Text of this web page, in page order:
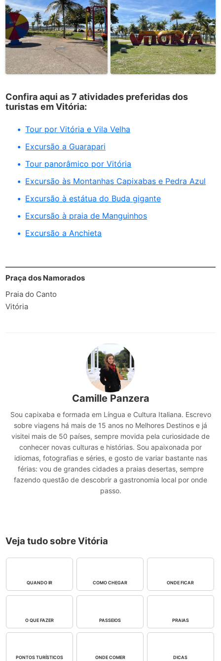
Confira aqui as 7 atividades preferidas dos
turistas em Vitória:
Tour por Vitória e Vila Velha
Excursão a Guarapari
Tour panorâmico por Vitória
Excursão às Montanhas Capixabas e Pedra Azul
Excursão à estátua do Buda gigante
Excursão à praia de Manguinhos
Excursão a Anchieta
Praça dos Namorados
Praia do Canto
Vitória
Camille Panzera
Sou capixaba e formada em Língua e Cultura Italiana. Escrevo
sobre viagens há mais de 15 anos no Melhores Destinos e já
visitei mais de 50 países, sempre movida pela curiosidade de
conhecer novas culturas e histórias. Sou apaixonada por
idiomas, fotografias e séries, e gosto de variar bastante nas
férias: vou de grandes cidades a praias desertas, sempre
fazendo questão de descobrir a gastronomia local por onde
passo.
Veja tudo sobre Vitória
QUANDO IR COMO CHEGAR ONDE FICAR
O QUE FAZER PASSEIOS PRAIAS
PONTOS TURÍSTICOS ONDE COMER DICAS